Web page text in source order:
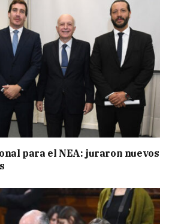
para el NEA: juraron nuevos